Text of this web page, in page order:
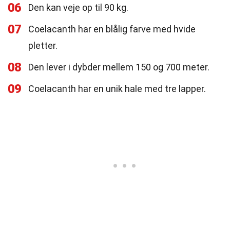
06 Den kan veje op til 90 kg.
07
Coelacanth har en blålig farve med hvide
pletter.
08 Den lever i dybder mellem 150 og 700 meter.
09 Coelacanth har en unik hale med tre lapper.